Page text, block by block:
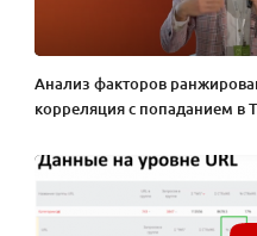
Анализ факторов
корреляция с попаданием в